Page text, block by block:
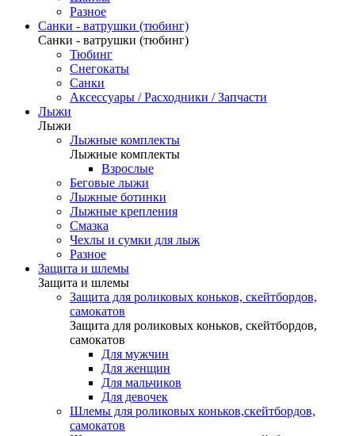
Разное
Санки - ватрушки (тюбинг)
Санки - ватрушки (тюбинг)
Тюбинг
Снегокаты
Санки
Аксессуары / Расходники / Запчасти
Лыжи
Лыжи
Лыжные комплекты
Лыжные комплекты
Взрослые
Беговые лыжи
Лыжные ботинки
Лыжные крепления
Смазка
Чехлы и сумки для лыж
Разное
Защита и шлемы
Защита и шлемы
Защита для роликовых коньков, скейтбордов,
самокатов
Защита для роликовых коньков, скейтбордов,
самокатов
Для мужчин
Для женщин
Для мальчиков
Для девочек
Шлемы для роликовых коньков,скейтбордов,
самокатов